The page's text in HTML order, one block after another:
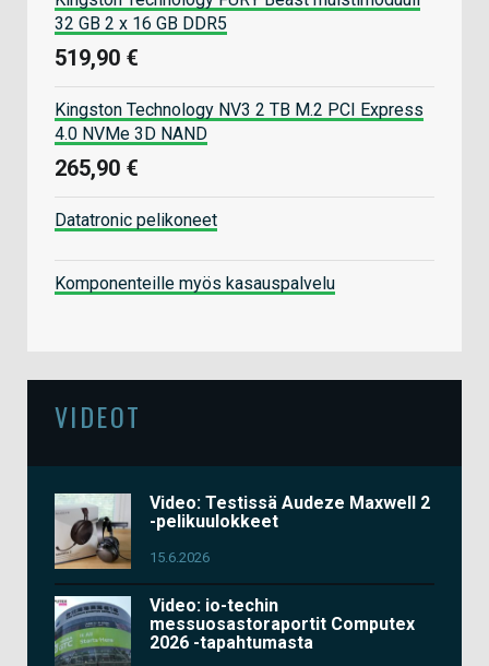
32 GB 2 x 16 GB DDR5
519,90 €
Kingston Technology NV3 2 TB M.2 PCI Express
4.0 NVMe 3D NAND
265,90 €
Datatronic pelikoneet
Komponenteille myös kasauspalvelu
VIDEOT
Video: Testissä Audeze Maxwell 2
-pelikuulokkeet
15.6.2026
Video: io-techin
messuosastoraportit Computex
2026 -tapahtumasta